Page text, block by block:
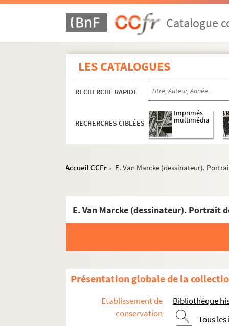
Catalogue
LES CATALOGUES
RECHERCHE RAPIDE
RECHERCHES CIBLÉES
Imprimés
multimédia
Accueil CCFr > E. Van Marcke (dessinateur).
E. Van Marcke (dessinateur). Portrait
Présentation globale de la
Etablissement de
conservation
Bibliothèque
Tous